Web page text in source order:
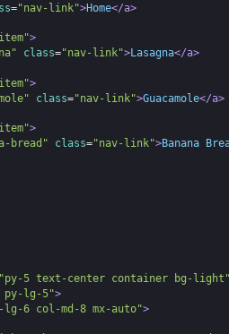
="nav-link">Home</a>
>
class="nav-link">Lasagna</a>
>
class="nav-link">Guacamole</a>
>
bread" class="nav-link">Banana
5 text-center container bg-
py-lg-5">
6 col-md-8 mx-auto">